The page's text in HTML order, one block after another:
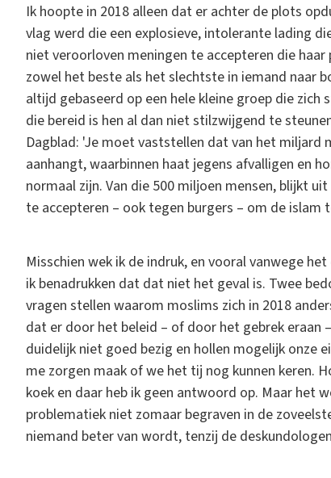
Ik hoopte in 2018 alleen dat er achter de plots
vlag werd die een explosieve, intolerante lading
niet veroorloven meningen te accepteren die
zowel het beste als het slechtste in iemand naar
altijd gebaseerd op een hele kleine groep die
die bereid is hen al dan niet stilzwijgend te
Dagblad: 'Je moet vaststellen dat van het miljard
aanhangt, waarbinnen haat jegens afvalligen en
normaal zijn. Van die 500 miljoen mensen, blijkt
te accepteren – ook tegen burgers – om de islam
Misschien wek ik de indruk, en vooral vanwege
ik benadrukken dat dat niet het geval is. Twee
vragen stellen waarom moslims zich in 2018
dat er door het beleid – of door het gebrek eraan
duidelijk niet goed bezig en hollen mogelijk onze
me zorgen maak of we het tij nog kunnen keren.
koek en daar heb ik geen antwoord op. Maar het
problematiek niet zomaar begraven in de
niemand beter van wordt, tenzij de